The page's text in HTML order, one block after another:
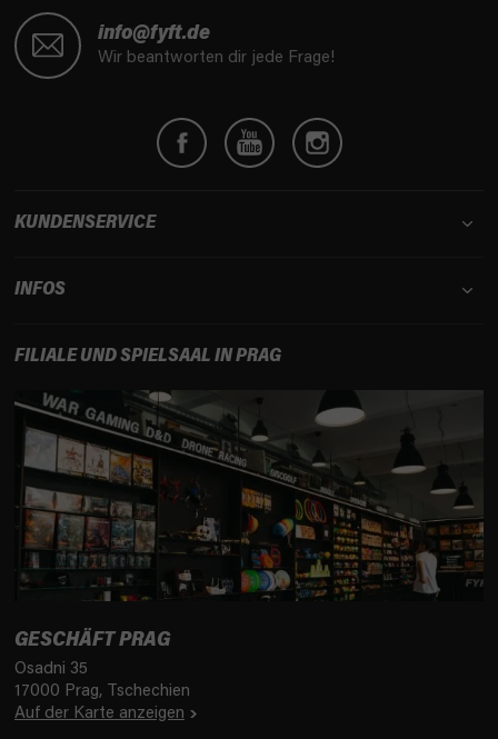
info@fyft.de
Wir beantworten dir jede Frage!
KUNDENSERVICE
INFOS
FILIALE UND SPIELSAAL IN PRAG
GESCHÄFT PRAG
Osadni 35
17000 Prag, Tschechien
Auf der Karte anzeigen